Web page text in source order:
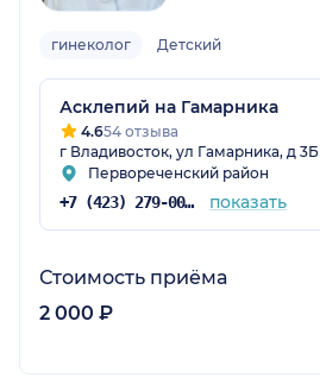
гинеколог Детский
Асклепий на Гамарника
4.654 отзыва
г Владивосток, ул Гамарника, д 3Б
Первореченский район
+7 (423) 279-00-00 показать
Стоимость приёма
2 000 ₽